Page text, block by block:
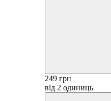
249 грн
від 2 одиниць